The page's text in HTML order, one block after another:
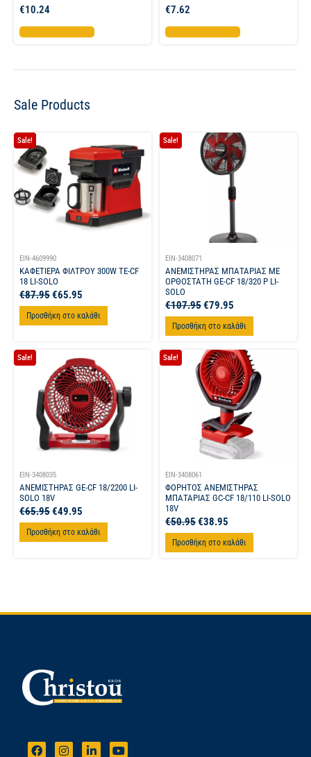
€10.24
Προσθήκη στο καλάθι
€7.62
Προσθήκη στο καλάθι
Sale Products
Sale!
EIN-4609990
ΚΑΦΕΤΙΕΡΑ ΦΙΛΤΡΟΥ 300W TE-CF
18 LI-SOLO
€87.95€65.95
Προσθήκη στο καλάθι
Sale!
EIN-3408071
ΑΝΕΜΙΣΤΗΡΑΣ ΜΠΑΤΑΡΙΑΣ ΜΕ
ΟΡΘΟΣΤΑΤΗ GE-CF 18/320 P LI-
SOLO
€107.95€79.95
Προσθήκη στο καλάθι
Sale!
EIN-3408035
ΑΝΕΜΙΣΤΗΡΑΣ GE-CF 18/2200 LI-
SOLO 18V
€65.95€49.95
Προσθήκη στο καλάθι
Sale!
EIN-3408061
ΦΟΡΗΤΟΣ ΑΝΕΜΙΣΤΗΡΑΣ
ΜΠΑΤΑΡΙΑΣ GC-CF 18/110 LI-SOLO
18V
€50.95€38.95
Προσθήκη στο καλάθι